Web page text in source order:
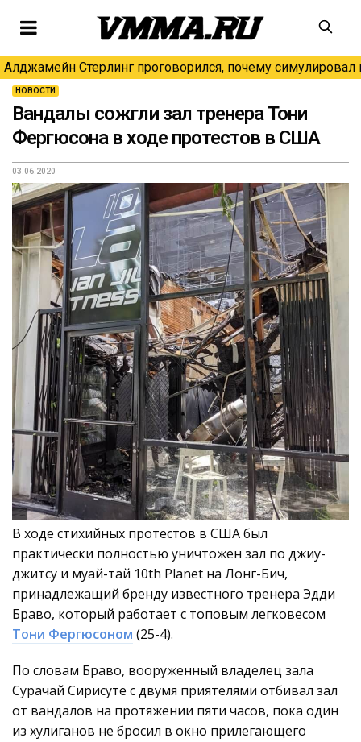
Алджамейн Стерлинг проговорился, почему симулировал
НОВОСТИ
Вандалы сожгли зал тренера Тони
Фергюсона в ходе протестов в США
03.06.2020
В ходе стихийных протестов в США был
практически полностью уничтожен зал по джиу-
джитсу и муай-тай 10th Planet на Лонг-Бич,
принадлежащий бренду известного тренера Эдди
Браво, который работает с топовым легковесом
Тони Фергюсоном (25-4).
По словам Браво, вооруженный владелец зала
Сурачай Сирисуте с двумя приятелями отбивал зал
от вандалов на протяжении пяти часов, пока один
из хулиганов не бросил в окно прилегающего